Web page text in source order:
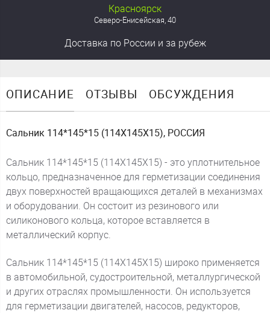
Красноярск
Северо-Енисейская, 40
Доставка по России и за рубеж
ОПИСАНИЕ ОТЗЫВЫ ОБСУЖДЕНИЯ
Сальник 114*145*15 (114X145X15), РОССИЯ
Сальник 114*145*15 (114X145X15) - это уплотнительное
кольцо, предназначенное для герметизации соединения
двух поверхностей вращающихся деталей в механизмах
и оборудовании. Он состоит из резинового или
силиконового кольца, которое вставляется в
металлический корпус.
Сальник 114*145*15 (114X145X15) широко применяется
в автомобильной, судостроительной, металлургической
и других отраслях промышленности. Он используется
для герметизации двигателей, насосов, редукторов,